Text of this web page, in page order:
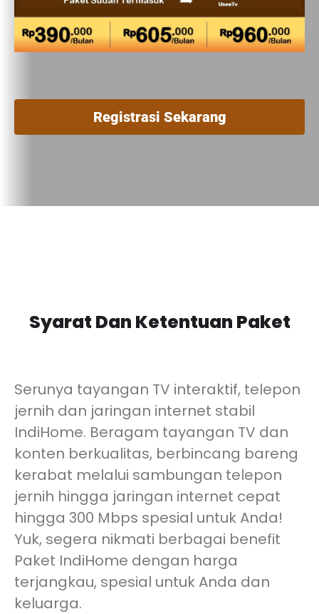
Registrasi Sekarang
Syarat Dan Ketentuan Paket
Serunya tayangan TV interaktif, telepon
jernih dan jaringan internet stabil
IndiHome. Beragam tayangan TV dan
konten berkualitas, berbincang bareng
kerabat melalui sambungan telepon
jernih hingga jaringan internet cepat
hingga 300 Mbps spesial untuk Anda!
Yuk, segera nikmati berbagai benefit
Paket IndiHome dengan harga
terjangkau, spesial untuk Anda dan
keluarga.